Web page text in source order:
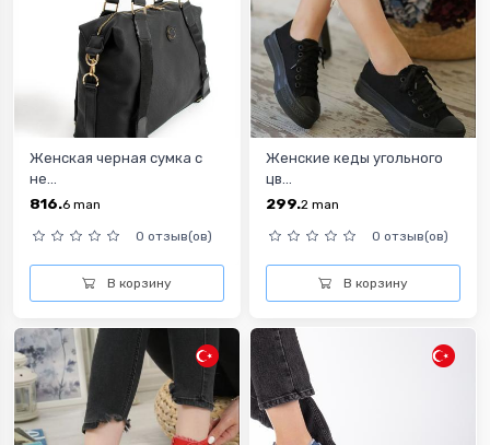
Женская черная сумка с
не...
816.6 man
0 отзыв(ов)
В корзину
Женские кеды угольного
цв...
299.2 man
0 отзыв(ов)
В корзину